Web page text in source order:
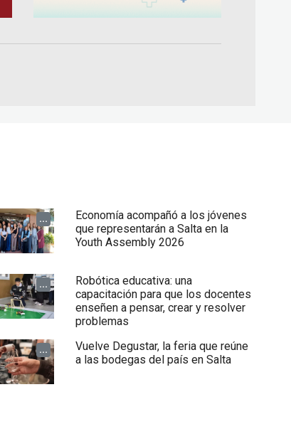
...
Economía acompañó a los jóvenes
que representarán a Salta en la
Youth Assembly 2026
...
Robótica educativa: una
capacitación para que los docentes
enseñen a pensar, crear y resolver
problemas
...
Vuelve Degustar, la feria que reúne
a las bodegas del país en Salta